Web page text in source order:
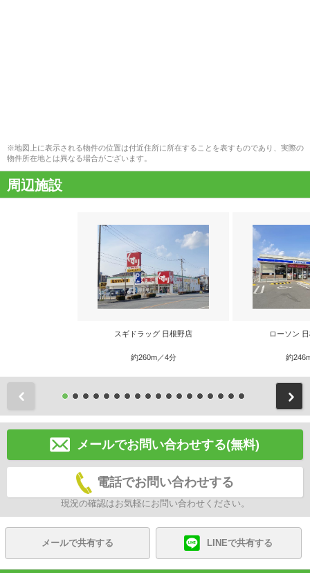
※地図上に表示される物件の位置は付近住所に所在することを表すものであり、実際の
物件所在地とは異なる場合がございます。
周辺施設
スギドラッグ 日根野店
約260m／4分
ローソン
約
メールでお問い合わせする(無料)
電話でお問い合わせする
現況の確認はお気軽にお問い合わせください。
メールで共有する LINEで共有する